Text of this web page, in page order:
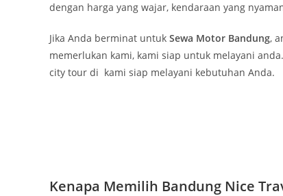
dengan harga yang wajar, kendaraan yang
Jika Anda berminat untuk Sewa Motor Bandung,
memerlukan kami, kami siap untuk melayani
city tour di kami siap melayani kebutuhan Anda.
Kenapa Memilih Bandung Nice